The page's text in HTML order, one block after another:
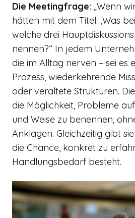
Die Meetingfrage: „Wenn
hätten mit dem Titel: ‚Was
welche drei
nennen?“ In jedem
die im Alltag nerven – sei es
Prozess, wiederkehrende
oder veraltete Strukturen.
die Möglichkeit, Probleme
und Weise zu benennen,
Anklagen. Gleichzeitig gibt
die Chance, konkret zu
Handlungsbedarf besteht.